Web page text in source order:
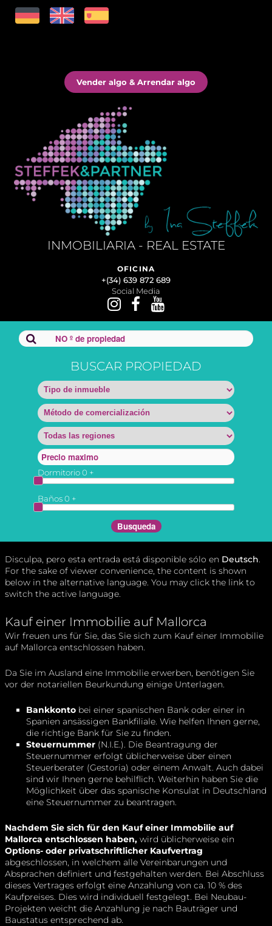
Vender algo & Arrendar algo
INMOBILIARIA - REAL ESTATE
OFICINA
+(34) 639 872 689
Social Media
BUSCAR PROPIEDAD
Dormitorio0 +
Baños0 +
Disculpa, pero esta entrada está disponible sólo en Deutsch
For the sake of viewer convenience, the content is shown
below in the alternative language. You may click the link to
switch the active language.
Kauf einer Immobilie auf Mallorca
Wir freuen uns für Sie, das Sie sich zum Kauf einer Immobilie
auf Mallorca entschlossen haben.
Da Sie im Ausland eine Immobilie erwerben, benötigen Sie
vor der notariellen Beurkundung einige Unterlagen.
Bankkonto bei einer spanischen Bank oder einer in
Spanien ansässigen Bankfiliale. Wie helfen Ihnen gerne,
die richtige Bank für Sie zu finden.
Steuernummer (N.I.E.). Die Beantragung der
Steuernummer erfolgt üblicherweise über einen
Steuerberater (Gestoria) oder einem Anwalt. Auch dabei
sind wir Ihnen gerne behilflich. Weiterhin haben Sie die
Möglichkeit über das spanische Konsulat in Deutschland
eine Steuernummer zu beantragen.
Nachdem Sie sich für den Kauf einer Immobilie auf
Mallorca entschlossen haben, wird üblicherweise ein
Options- oder privatschriftlicher Kaufvertrag
abgeschlossen, in welchem alle Vereinbarungen und
Absprachen definiert und festgehalten werden. Bei Abschluss
dieses Vertrages erfolgt eine Anzahlung von ca. 10 % des
Kaufpreises. Dies wird individuell festgelegt. Bei Neubau-
Projekten weicht die Anzahlung je nach Bauträger und
Baustatus entsprechend ab.